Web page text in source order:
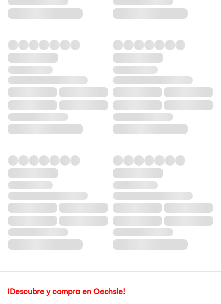
¡Descubre y compra en Oechsle!